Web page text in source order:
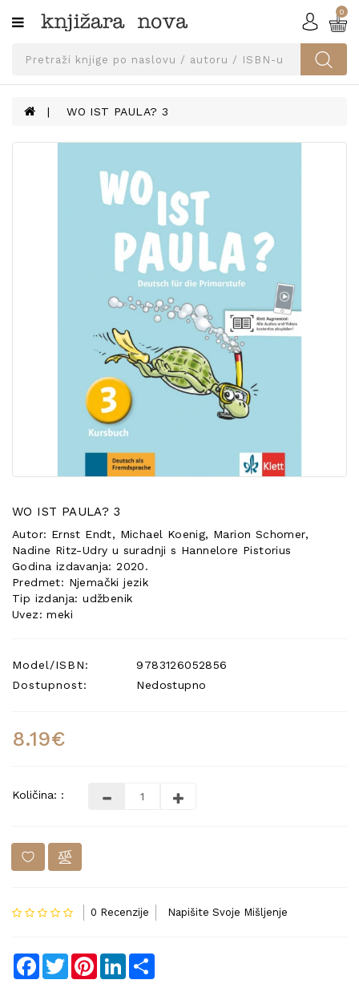
Kategorije
SVEUČILIŠNA
UDŽBENICI
KNJIGE
0
WO IST PAULA? 3
WO IST PAULA? 3
Autor: Ernst Endt, Michael Koenig, Marion Schomer,
Nadine Ritz-Udry u suradnji s Hannelore Pistorius
Godina izdavanja: 2020.
Predmet: Njemački jezik
Tip izdanja: udžbenik
Uvez: meki
Model/ISBN:
9783126052856
Dostupnost:
Nedostupno
8.19€
Količina: :
0 Recenzije Napišite Svoje Mišljenje
Facebook
TwitterPinterestLinkedIn